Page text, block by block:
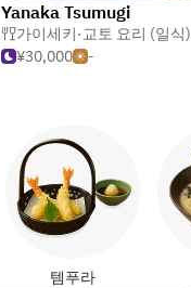
Yanaka Tsumugi
가이세키·교토 요리 (일식)
¥30,000
-
템푸라